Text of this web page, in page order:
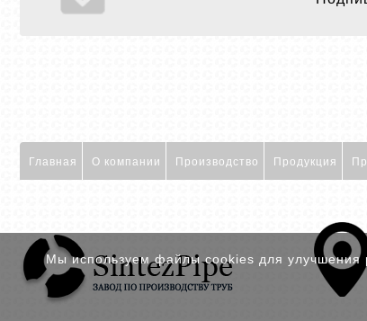
Главная О компании Производство Продукция
Мы используем файлы cookies для улучшения